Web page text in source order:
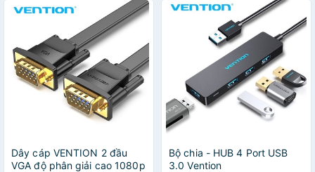
Dây cáp VENTION 2 đầu
VGA độ phân giải cao 1080p
Bộ chia - HUB 4 Port USB
3.0 Vention